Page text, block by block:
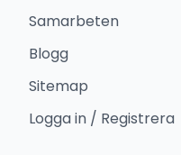
Samarbeten
Blogg
Sitemap
Logga in / Registrera